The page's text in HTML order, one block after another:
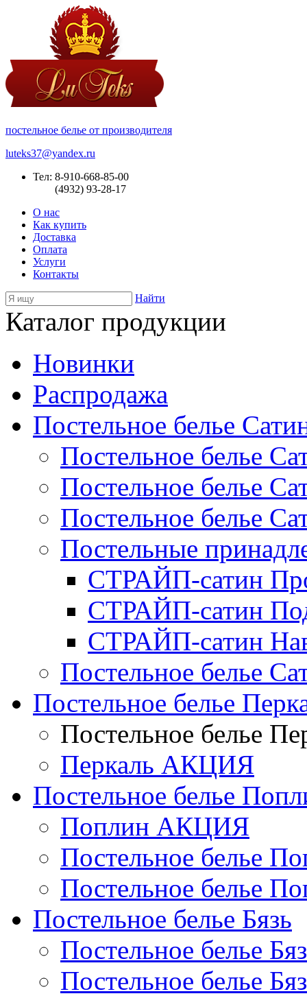
постельное белье от производителя
luteks37@yandex.ru
Тел: 8-910-668-85-00
(4932) 93-28-17
О нас
Как купить
Доставка
Оплата
Услуги
Контакты
Найти
Каталог продукции
Новинки
Распродажа
Постельное белье
Постельное белье
Постельное белье
Постельное белье
Постельные
СТРАЙП-сатин
СТРАЙП-сатин
СТРАЙП-сатин
Постельное белье
Постельное белье
Постельное белье
Перкаль АКЦИЯ
Постельное белье
Поплин АКЦИЯ
Постельное белье
Постельное белье
Постельное белье Бязь
Постельное белье
Постельное белье